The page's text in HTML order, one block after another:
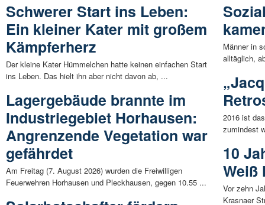
Schwerer Start ins Leben:
Ein kleiner Kater mit großem
Kämpferherz
Der kleine Kater Hümmelchen hatte keinen einfachen Start
ins Leben. Das hielt ihn aber nicht davon ab, ...
Lagergebäude brannte im
Industriegebiet Horhausen:
Angrenzende Vegetation war
gefährdet
Am Freitag (7. August 2026) wurden die Freiwilligen
Feuerwehren Horhausen und Pleckhausen, gegen 10.55 ...
Männer in
alltäglich,
2016 ist
zumindest
10
Weiß
Vor zehn
Krasnaer